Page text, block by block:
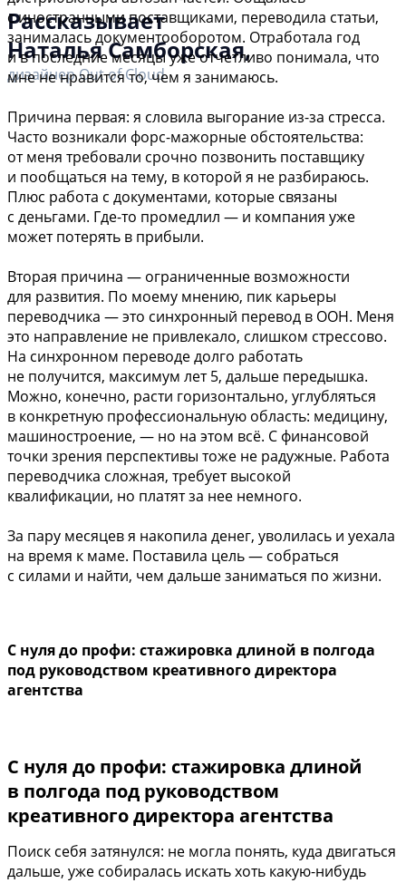
Рассказывает
Наталья Самборская,
дизайнер Out of Cloud
с иностранными поставщиками, переводила статьи,
занималась документооборотом. Отработала год
и в последние месяцы уже отчетливо понимала, что
мне не нравится то, чем я занимаюсь.
Причина первая: я словила выгорание из-за стресса.
Часто возникали форс-мажорные обстоятельства:
от меня требовали срочно позвонить поставщику
и пообщаться на тему, в которой я не разбираюсь.
Плюс работа с документами, которые связаны
с деньгами. Где-то промедлил — и компания уже
может потерять в прибыли.
Вторая причина — ограниченные возможности
для развития. По моему мнению, пик карьеры
переводчика — это синхронный перевод в ООН. Меня
это направление не привлекало, слишком стрессово.
На синхронном переводе долго работать
не получится, максимум лет 5, дальше передышка.
Можно, конечно, расти горизонтально, углубляться
в конкретную профессиональную область: медицину,
машиностроение, — но на этом всё. С финансовой
точки зрения перспективы тоже не радужные. Работа
переводчика сложная, требует высокой
квалификации, но платят за нее немного.
За пару месяцев я накопила денег, уволилась и уехала
на время к маме. Поставила цель — собраться
с силами и найти, чем дальше заниматься по жизни.
С нуля до профи: стажировка длиной в полгода
под руководством креативного директора
агентства
С нуля до профи: стажировка длиной
в полгода под руководством
креативного директора агентства
Поиск себя затянулся: не могла понять, куда двигаться
дальше, уже собиралась искать хоть какую-нибудь